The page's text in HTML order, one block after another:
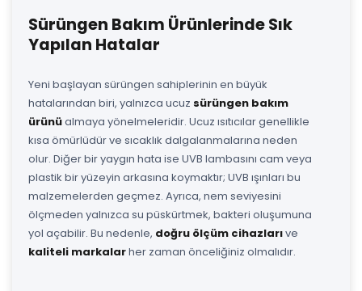
Sürüngen Bakım Ürünlerinde Sık
Yapılan Hatalar
Yeni başlayan sürüngen sahiplerinin en büyük
hatalarından biri, yalnızca ucuz sürüngen bakım
ürünüalmaya yönelmeleridir. Ucuz ısıtıcılar genellikle
kısa ömürlüdür ve sıcaklık dalgalanmalarına neden
olur. Diğer bir yaygın hata ise UVB lambasını cam veya
plastik bir yüzeyin arkasına koymaktır; UVB ışınları bu
malzemelerden geçmez. Ayrıca, nem seviyesini
ölçmeden yalnızca su püskürtmek, bakteri oluşumuna
yol açabilir. Bu nedenle, doğru ölçüm cihazlarıve
kaliteli markalarher zaman önceliğiniz olmalıdır.